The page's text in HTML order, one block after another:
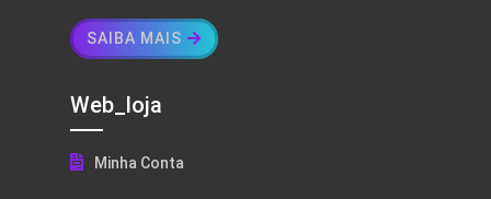
SAIBA MAIS
Web_loja
Minha Conta